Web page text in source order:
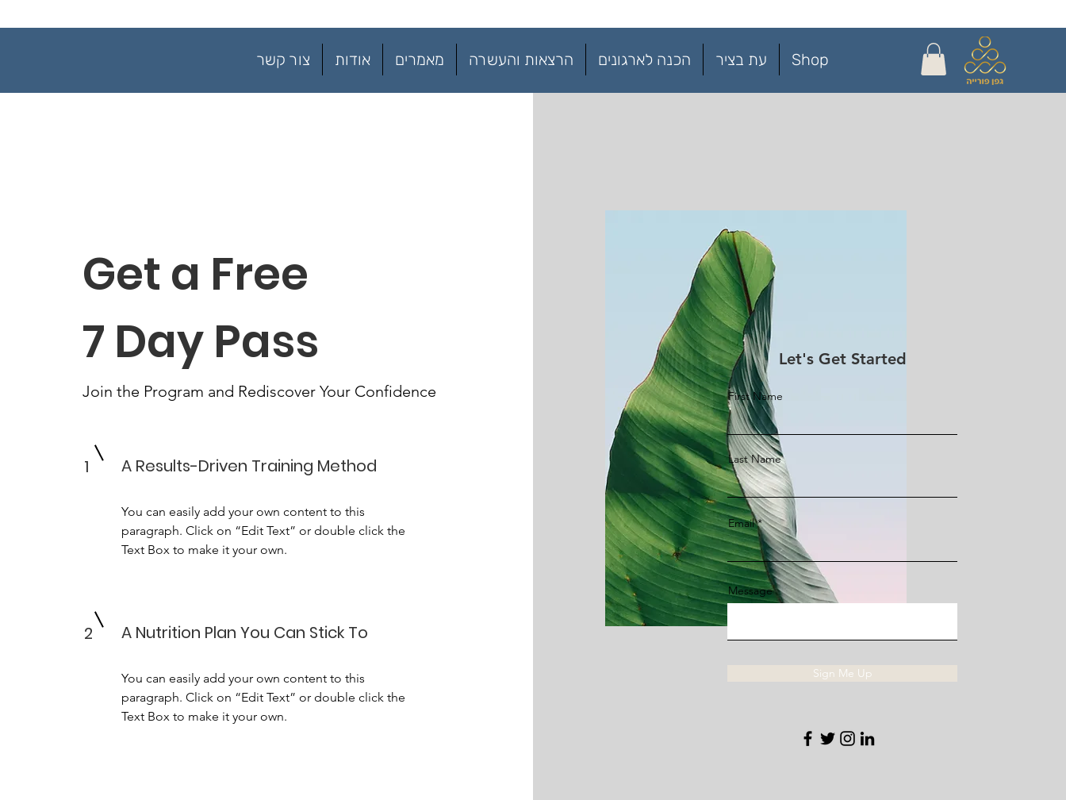
צור קשר אודות מאמרים הרצאות והעשרה הכנה לארגונים עת בציר Shop
Get a Free
7 Day Pass
Join the Program and Rediscover Your Confidence
1 A Results-Driven Training Method
You can easily add your own content to this
paragraph. Click on “Edit Text” or double click the
Text Box to make it your own.
2 A Nutrition Plan You Can Stick To
You can easily add your own content to this
paragraph. Click on “Edit Text” or double click the
Text Box to make it your own.
Let's Get Started
First Name
Last Name
Email
Message
Sign Me Up